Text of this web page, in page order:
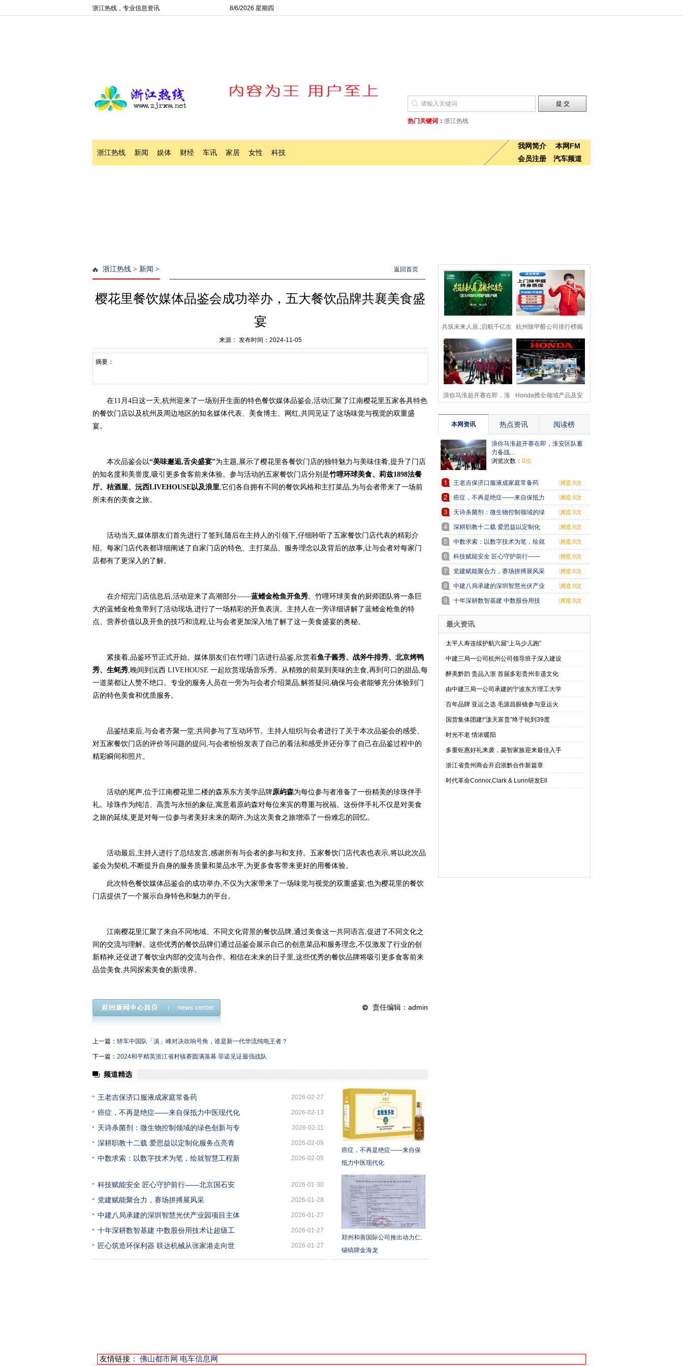
浙江热线，专业信息资讯 8/6/2026 星期四
热门关键词： 浙江热线
浙江热线 新闻 娱体 财经 车讯 家居 女性 科技
本网FM
我网简介
汽车频道
会员注册
浙江热线 > 新闻 > 返回首页
樱花里餐饮媒体品鉴会成功举办，五大餐饮品牌共襄美食盛
宴
来源： 发布时间：2024-11-05
摘要：
在11月4日这一天,杭州迎来了一场别开生面的特色餐饮媒体品鉴会,活动汇聚了江南樱花里五家各具特色
的餐饮门店以及杭州及周边地区的知名媒体代表、美食博主、网红,共同见证了这场味觉与视觉的双重盛
宴。
本次品鉴会以“美味邂逅,舌尖盛宴”为主题,展示了樱花里各餐饮门店的独特魅力与美味佳肴,提升了门店
的知名度和美誉度,吸引更多食客前来体验。参与活动的五家餐饮门店分别是竹哩环球美食、 莉兹1898法餐
厅、 桔酒屋、 沅西LIVEHOUSE以及浪里,它们各自拥有不同的餐饮风格和主打菜品,为与会者带来了一场前
所未有的美食之旅。
活动当天,媒体朋友们首先进行了签到,随后在主持人的引领下,仔细聆听了五家餐饮门店代表的精彩介
绍。每家门店代表都详细阐述了自家门店的特色、主打菜品、服务理念以及背后的故事,让与会者对每家门
店都有了更深入的了解。
在介绍完门店信息后,活动迎来了高潮部分——蓝鳍金枪鱼开鱼秀。竹哩环球美食的厨师团队将一条巨
大的蓝鳍金枪鱼带到了活动现场,进行了一场精彩的开鱼表演。主持人在一旁详细讲解了蓝鳍金枪鱼的特
点、营养价值以及开鱼的技巧和流程,让与会者更加深入地了解了这一美食盛宴的奥秘。
紧接着,品鉴环节正式开始。媒体朋友们在竹哩门店进行品鉴,欣赏着鱼子酱秀、战斧牛排秀、北京烤鸭
秀、生蚝秀,晚间到沅西 LIVEHOUSE 一起欣赏现场音乐秀。从精致的前菜到美味的主食,再到可口的甜品,每
一道菜都让人赞不绝口。专业的服务人员在一旁为与会者介绍菜品,解答疑问,确保与会者能够充分体验到门
店的特色美食和优质服务。
品鉴结束后,与会者齐聚一堂,共同参与了互动环节。主持人组织与会者进行了关于本次品鉴会的感受、
对五家餐饮门店的评价等问题的提问,与会者纷纷发表了自己的看法和感受并还分享了自己在品鉴过程中的
精彩瞬间和照片。
活动的尾声,位于江南樱花里二楼的森系东方美学品牌原屿森为每位参与者准备了一份精美的珍珠伴手
礼。珍珠作为纯洁、高贵与永恒的象征,寓意着原屿森对每位来宾的尊重与祝福。这份伴手礼不仅是对美食
之旅的延续,更是对每一位参与者美好未来的期许,为这次美食之旅增添了一份难忘的回忆。
活动最后,主持人进行了总结发言,感谢所有与会者的参与和支持。五家餐饮门店代表也表示,将以此次品
鉴会为契机,不断提升自身的服务质量和菜品水平,为更多食客带来更好的用餐体验。
此次特色餐饮媒体品鉴会的成功举办,不仅为大家带来了一场味觉与视觉的双重盛宴,也为樱花里的餐饮
门店提供了一个展示自身特色和魅力的平台。
江南樱花里汇聚了来自不同地域、不同文化背景的餐饮品牌,通过美食这一共同语言,促进了不同文化之
间的交流与理解。这些优秀的餐饮品牌们通过品鉴会展示自己的创意菜品和服务理念,不仅激发了行业的创
新精神,还促进了餐饮业内部的交流与合作。相信在未来的日子里,这些优秀的餐饮品牌将吸引更多食客前来
品尝美食,共同探索美食的新境界。
责任编辑：admin
上一篇： 轿车中国队「滇」峰对决吹响号角，谁是新一代华流纯电王者？
下一篇： 2024和平精英浙江省村镇赛圆满落幕 菲诺见证最强战队
频道精选
王老吉保济口服液成家庭常备药 2026-02-27
癌症，不再是绝症——来自保抵力中医现代化 2026-02-13
天诗杀菌剂：微生物控制领域的绿色创新与专 2026-02-11
深耕职教十二载 爱思益以定制化服务点亮青 2026-02-09
中数求索：以数字技术为笔，绘就智慧工程新 2026-02-05
科技赋能安全 匠心守护前行——北京国石安 2026-01-30
党建赋能聚合力，赛场拼搏展风采 2026-01-28
中建八局承建的深圳智慧光伏产业园项目主体 2026-01-27
十年深耕数智基建 中数股份用技术让超级工 2026-01-27
匠心筑造环保利器 联达机械从张家港走向世 2026-01-27
癌症，不再是绝症——来自保
抵力中医现代化
郑州和善国际公司推出动力仁.
锡镐牌金海龙
共筑未来人居.;启航千亿生
态 亿固2026财富
杭州除甲醛公司排行榜揭
晓：生态美家领跑行
浪你马淮超开赛在即，淮 Honda携全领域产品及安
本网资讯
热点资讯 阅读榜
浪你马淮超开赛在即，淮安区队蓄
力备战...
浏览次数： 0次
王老吉保济口服液成家庭常备药 浏览:0次
癌症，不再是绝症——来自保抵力
中医现代化
浏览:0次
天诗杀菌剂：微生物控制领域的绿
色创新与专
浏览:0次
深耕职教十二载 爱思益以定制化
服务点亮青
浏览:0次
中数求索：以数字技术为笔，绘就
智慧工程新
浏览:0次
科技赋能安全 匠心守护前行——
北京国石安
浏览:0次
党建赋能聚合力，赛场拼搏展风采 浏览:0次
中建八局承建的深圳智慧光伏产业
园项目主体
浏览:0次
十年深耕数智基建 中数股份用技
术让超级工
浏览:0次
最火资讯
·太平人寿连续护航六届“上马少儿跑”
·中建三局一公司杭州公司领导班子深入建设
·醉美黔韵 贵品入浙 首届多彩贵州非遗文化
·由中建三局一公司承建的宁波东方理工大学
·百年品牌 亚运之选 毛源昌眼镜参与亚运火
· 国货集体团建!“泼天富贵”终于轮到39度
·时光不老 情浓暖阳
·多重钜惠好礼来袭，菱智家族迎来最佳入手
·浙江省贵州商会开启浙黔合作新篇章
·时代革命Connor,Clark & Lunn研发Ell
友情链接： 佛山都市网 电车信息网